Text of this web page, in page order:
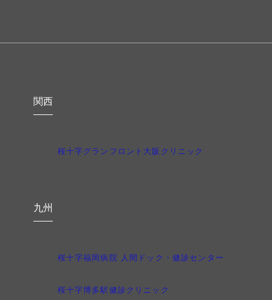
関西
桜十字グランフロント大阪クリニック
九州
桜十字福岡病院 人間ドック・健診センター
桜十字博多駅健診クリニック